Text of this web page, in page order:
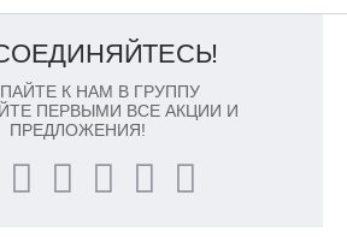
К НАМ В ГРУППУ
ПЕРВЫМИ ВСЕ АКЦИИ И
ПРЕДЛОЖЕНИЯ!